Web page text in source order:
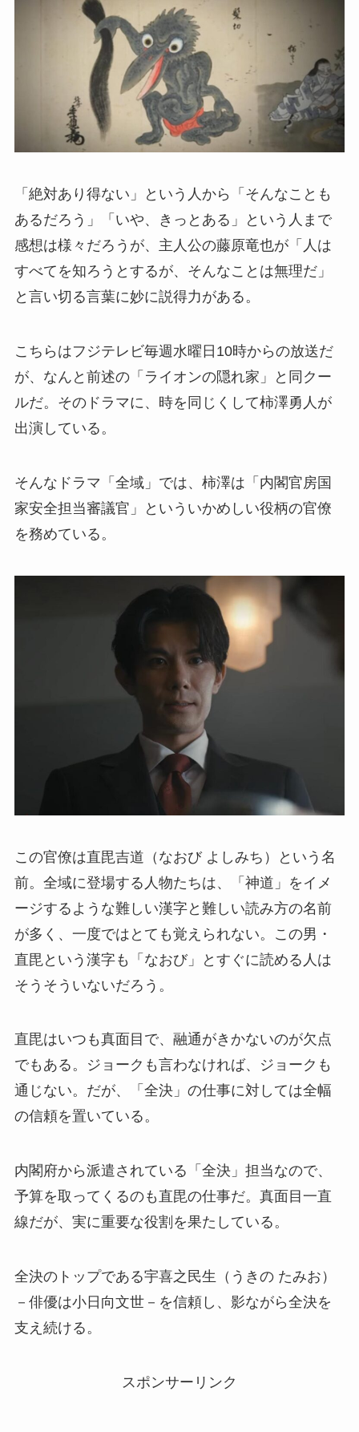
「絶対あり得ない」という人から「そんなことも
あるだろう」「いや、きっとある」という人まで
感想は様々だろうが、主人公の藤原竜也が「人は
すべてを知ろうとするが、そんなことは無理だ」
と言い切る言葉に妙に説得力がある。
こちらはフジテレビ毎週水曜日10時からの放送だ
が、なんと前述の「ライオンの隠れ家」と同クー
ルだ。そのドラマに、時を同じくして柿澤勇人が
出演している。
そんなドラマ「全域」では、柿澤は「内閣官房国
家安全担当審議官」といういかめしい役柄の官僚
を務めている。
この官僚は直毘吉道（なおび よしみち）という名
前。全域に登場する人物たちは、「神道」をイメ
ージするような難しい漢字と難しい読み方の名前
が多く、一度ではとても覚えられない。この男・
直毘という漢字も「なおび」とすぐに読める人は
そうそういないだろう。
直毘はいつも真面目で、融通がきかないのが欠点
でもある。ジョークも言わなければ、ジョークも
通じない。だが、「全決」の仕事に対しては全幅
の信頼を置いている。
内閣府から派遣されている「全決」担当なので、
予算を取ってくるのも直毘の仕事だ。真面目一直
線だが、実に重要な役割を果たしている。
全決のトップである宇喜之民生（うきの たみお）
－俳優は小日向文世－を信頼し、影ながら全決を
支え続ける。
スポンサーリンク